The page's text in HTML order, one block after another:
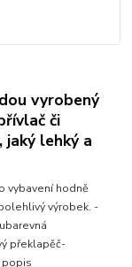
vyrobený
či
jaký lehký a
vybavení hodně
výrobek. -
překlapěč-
popis